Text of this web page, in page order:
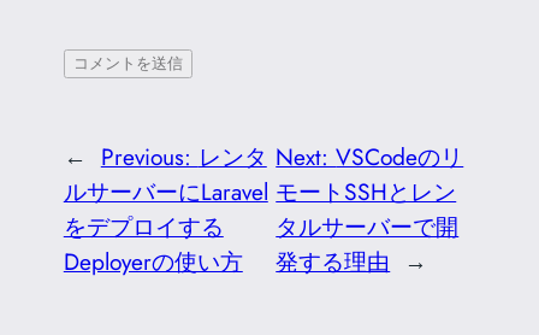
← Previous: レンタ
ルサーバーにLaravel
をデプロイする
Deployerの使い方
Next:VSCodeのリ
モートSSHとレン
タルサーバーで開
発する理由
→